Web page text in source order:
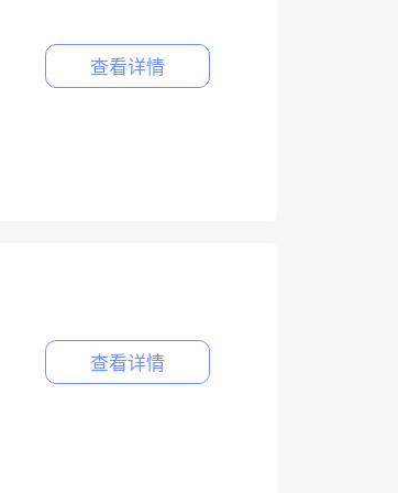
查看详情
查看详情